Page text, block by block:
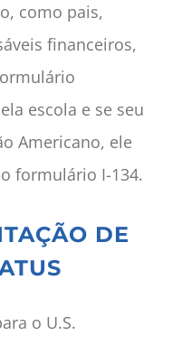
como pais,
financeiros,
escola e se seu
Americano, ele
formulário I-134.
DE
o U.S.